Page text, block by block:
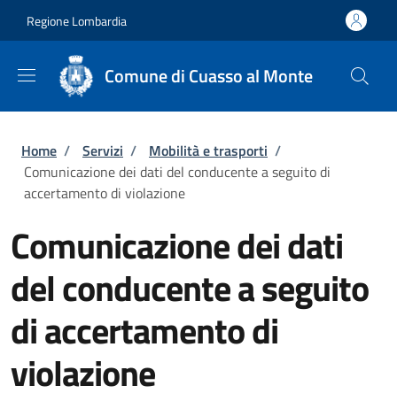
Regione Lombardia
Comune di Cuasso al Monte
Briciole di pane
Home / Servizi / Mobilità e trasporti /
Comunicazione dei dati del conducente a seguito di
accertamento di violazione
Comunicazione dei dati
del conducente a seguito
di accertamento di
violazione